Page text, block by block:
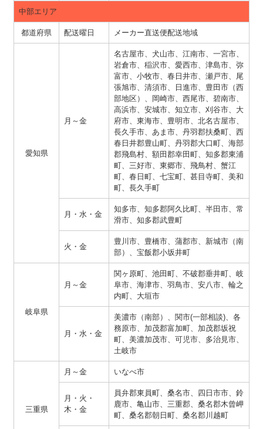
中部エリア
都道府県 配送曜日 メーカー直送便配送地域
愛知県
月～金
名古屋市、犬山市、江南市、一宮市、
岩倉市、稲沢市、愛西市、津島市、弥
富市、小牧市、春日井市、瀬戸市、尾
張旭市、清須市、日進市、豊田市（西
部地区）、岡崎市、西尾市、碧南市、
高浜市、安城市、知立市、刈谷市、大
府市、東海市、豊明市、北名古屋市、
長久手市、あま市、丹羽郡扶桑町、西
春日井郡豊山町、丹羽郡大口町、海部
郡飛島村、額田郡幸田町、知多郡東浦
町、三好市、東郷市、飛鳥村、蟹江
町、春日町、七宝町、甚目寺町、美和
町、長久手町
月・水・金
知多市、知多郡阿久比町、半田市、常
滑市、知多郡武豊町
火・金
豊川市、豊橋市、蒲郡市、新城市（南
部）、宝飯郡小坂井町
岐阜県
月～金
関ヶ原町、池田町、不破郡垂井町、岐
阜市、海津市、羽鳥市、安八市、輪之
内町、大垣市
月・水・金
美濃市（南部）、関市(一部相談)、各
務原市、加茂郡富加町、加茂郡坂祝
町、美濃加茂市、可児市、多治見市、
土岐市
三重県
月～金 いなべ市
月・火・
木・金
員弁郡東員町、桑名市、四日市市、鈴
鹿市、亀山市、三重郡、桑名郡木曾岬
町、桑名郡朝日町、桑名郡川越町